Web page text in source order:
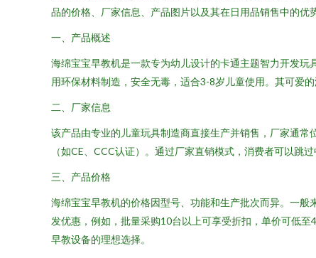
品的价格、厂家信息、产品图片以及其在日用品销售中的优
一、产品概述
海绵宝宝早教机是一款专为幼儿设计的卡通主题智力开发
用环保材料制造，安全无毒，适合3-8岁儿童使用。其可爱
二、厂家信息
该产品由专业的儿童玩具制造商直接生产并销售，厂家通
（如CE、CCC认证）。通过厂家直销模式，消费者可以跳
三、产品价格
海绵宝宝早教机的价格因型号、功能和生产批次而异。一
发优惠，例如，批量采购10台以上可享受折扣，单价可低
早教设备的理想选择。